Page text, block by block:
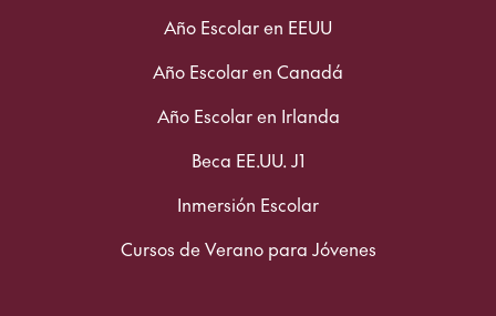
Año Escolar en EEUU
Año Escolar en Canadá
Año Escolar en Irlanda
Beca EE.UU. J1
Inmersión Escolar
Cursos de Verano para Jóvenes